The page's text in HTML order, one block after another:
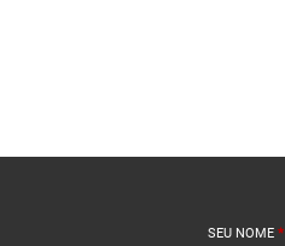
SEU NOME *